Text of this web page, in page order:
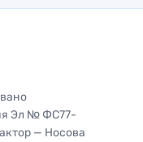
Эл № ФС77-
— Носова